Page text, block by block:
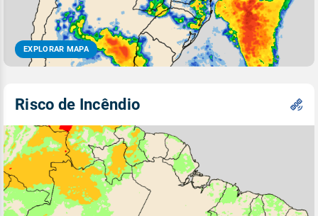
EXPLORAR MAPA
Risco de Incêndio